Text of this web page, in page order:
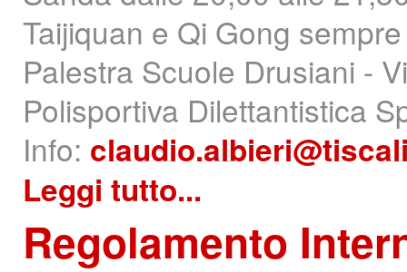
Taijiquan e Qi Gong
Palestra Scuole Drusiani -
Polisportiva Dilettantistica
Info:
Leggi tutto...
Regolamento